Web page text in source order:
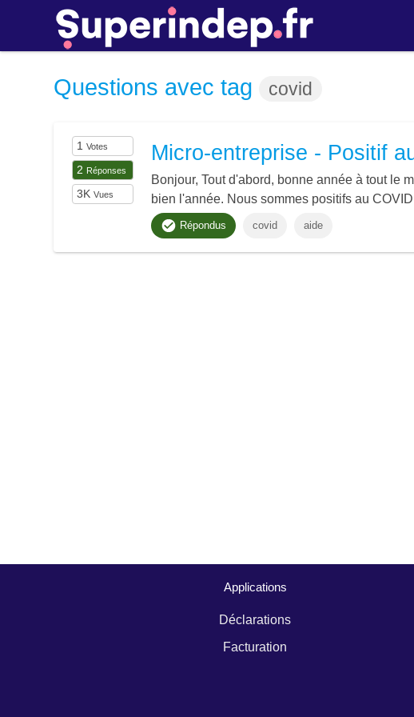
Questions avec tag covid
1Votes
2 Réponses
3KVues
Micro-entreprise - Positif
Bonjour, Tout d'abord, bonne année à tout le
bien l'année. Nous sommes positifs au COVID
Répondus covid aide
Applications
Déclarations
Facturation